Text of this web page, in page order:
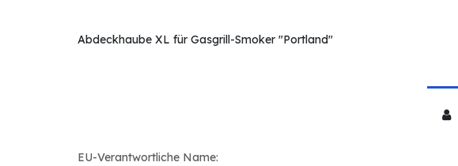
Abdeckhaube XL für Gasgrill-Smoker "Portland"
EU-Verantwortliche Name: